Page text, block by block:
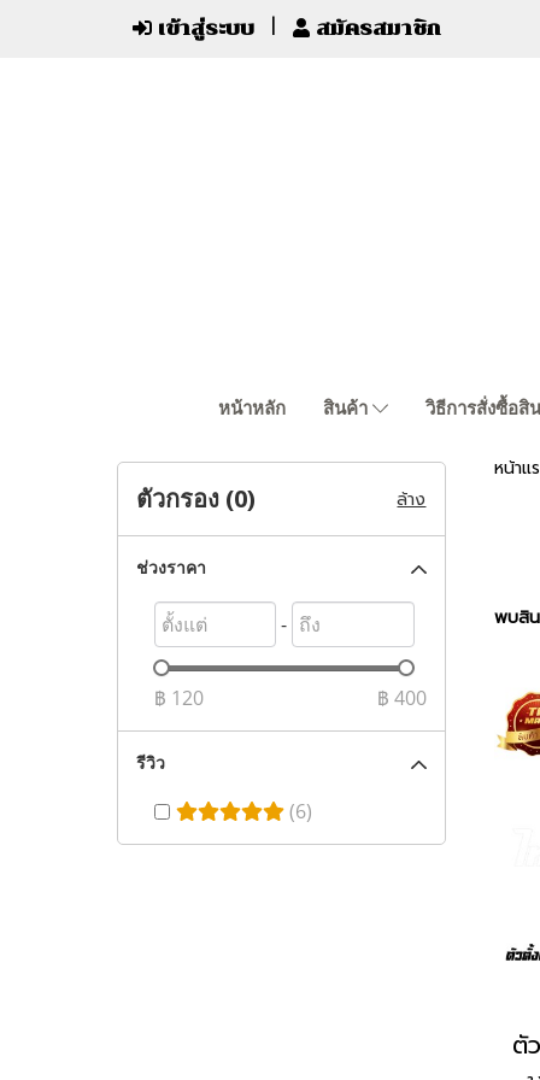
เข้าสู่ระบบ สมัครสมาชิก
หน้าหลัก สินค้า วิธีการสั่งซื้อสิ
หน้าแ
พบสิ
ตัวกรอง (0) ล้าง
ช่วงราคา
-
฿ 120 ฿ 400
รีวิว
(6)